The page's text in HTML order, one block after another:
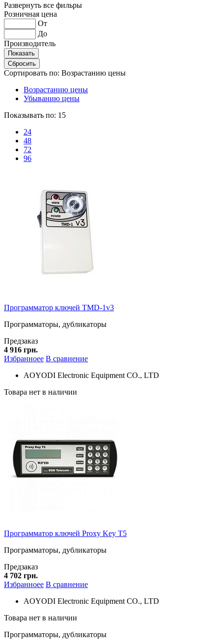
Развернуть все фильры
Розничная цена
От
До
Производитель
Сортировать по: Возрастанию цены
Возрастанию цены
Убыванию цены
Показывать по: 15
24
48
72
96
Программатор ключей TMD-1v3
Программаторы, дубликаторы
Предзаказ
4 916 грн.
Избранноее В сравнение
AOYODI Electronic Equipment CO., LTD
Товара нет в наличии
Программатор ключей Proxy Key T5
Программаторы, дубликаторы
Предзаказ
4 702 грн.
Избранноее В сравнение
AOYODI Electronic Equipment CO., LTD
Товара нет в наличии
Программаторы, дубликаторы